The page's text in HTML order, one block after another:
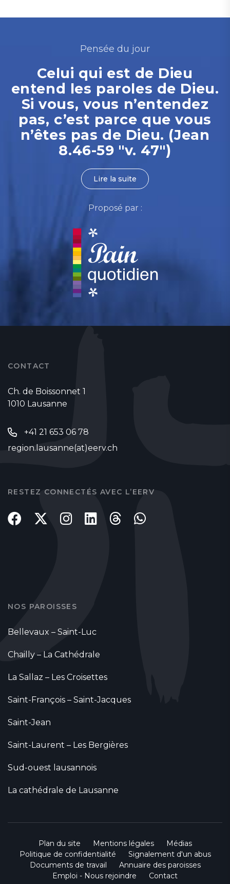
Pensée du jour
Celui qui est de Dieu
entend les paroles de Dieu.
Si vous, vous n’entendez
pas, c’est parce que vous
n’êtes pas de Dieu. (Jean
8.46-59 "v. 47")
Lire la suite
Proposé par :
CONTACT
Ch. de Boissonnet 1
1010 Lausanne
+41 21 653 06 78
region.lausanne(at)eerv.ch
RESTEZ CONNECTÉS AVEC L’EERV
NOS PAROISSES
Bellevaux – Saint-Luc
Chailly – La Cathédrale
La Sallaz – Les Croisettes
Saint-François – Saint-Jacques
Saint-Jean
Saint-Laurent – Les Bergières
Sud-ouest lausannois
La cathédrale de Lausanne
Plan du site Mentions légales
Médias
Politique de confidentialité
Signalement d'un abus
Documents de travail
Annuaire des paroisses
Emploi - Nous rejoindre
Contact